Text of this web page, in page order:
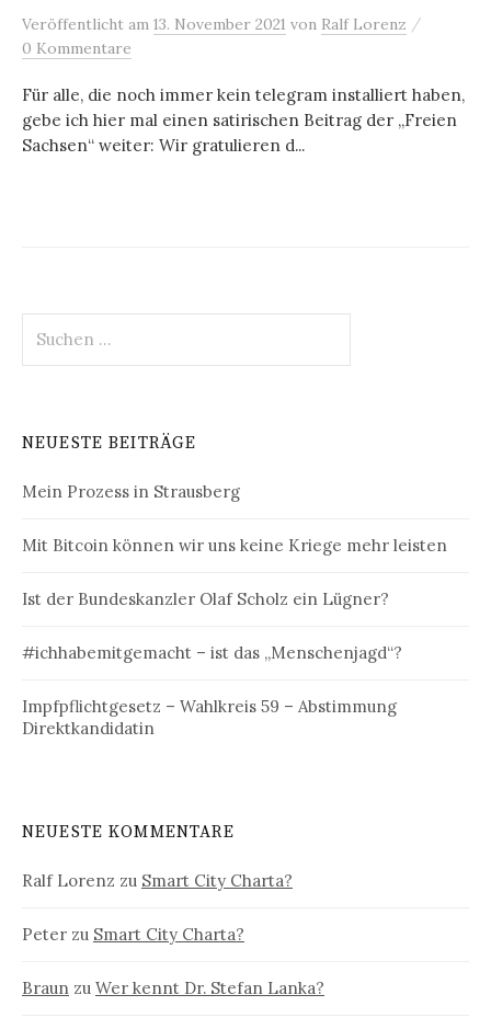
Veröffentlicht am 13. November 2021 von Ralf Lorenz /
0 Kommentare
Für alle, die noch immer kein telegram installiert haben,
gebe ich hier mal einen satirischen Beitrag der „Freien
Sachsen“ weiter: Wir gratulieren d...
nach:
NEUESTE BEITRÄGE
Mein Prozess in Strausberg
Mit Bitcoin können wir uns keine Kriege mehr leisten
Ist der Bundeskanzler Olaf Scholz ein Lügner?
#ichhabemitgemacht – ist das „Menschenjagd“?
Impfpflichtgesetz – Wahlkreis 59 – Abstimmung
Direktkandidatin
NEUESTE KOMMENTARE
Ralf Lorenz zu Smart City Charta?
Peter zu Smart City Charta?
Braun zu Wer kennt Dr. Stefan Lanka?